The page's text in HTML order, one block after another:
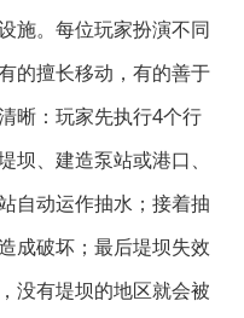
施。每位玩家扮演不同
的擅长移动，有的善于
晰：玩家先执行4个行
坝、建造泵站或港口、
自动运作抽水；接着抽
成破坏；最后堤坝失效
没有堤坝的地区就会被